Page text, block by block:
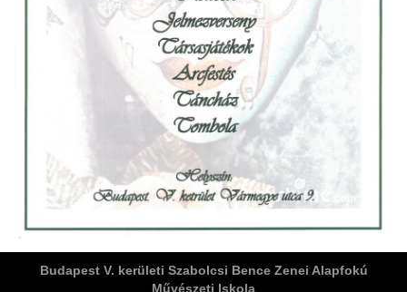
Területi Válogatója
Budapest V. kerületi Szabolcsi Bence Zenei Alapfokú
Művészeti Iskola